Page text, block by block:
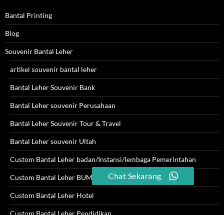
Bantal Printing
Blog
Souvenir Bantal Leher
artikel souvenir bantal leher
Bantal Leher Souvenir Bank
Bantal Leher souvenir Perusahaan
Bantal Leher Souvenir Tour & Travel
Bantal Leher souvenir Ultah
Custom Bantal Leher badan/Instansi/lembaga Pemerintahan
Custom Bantal Leher BUMN
Custom Bantal Leher Hotel
Custom Bantal Leher Pendidikan
Chat Sekarang